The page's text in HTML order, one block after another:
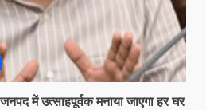
में उत्साहपूर्वक मनाया जाएगा हर घर